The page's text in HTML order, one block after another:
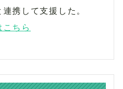
携して支援した。
こちら